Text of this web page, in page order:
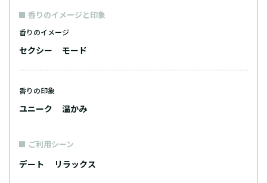
香りのイメージと印象
香りのイメージ
セクシー モード
香りの印象
ユニーク 温かみ
ご利用シーン
デート リラックス